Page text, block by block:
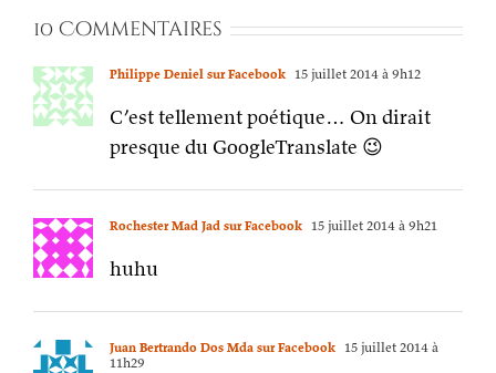
10 Commentaires
Philippe Deniel sur Facebook 15 juillet 2014 à 9h12
C’est tellement poétique… On dirait
presque du GoogleTranslate 😉
Rochester Mad Jad sur Facebook 15 juillet 2014 à 9h21
huhu
Juan Bertrando Dos Mda sur Facebook 15 juillet 2014 à
11h29